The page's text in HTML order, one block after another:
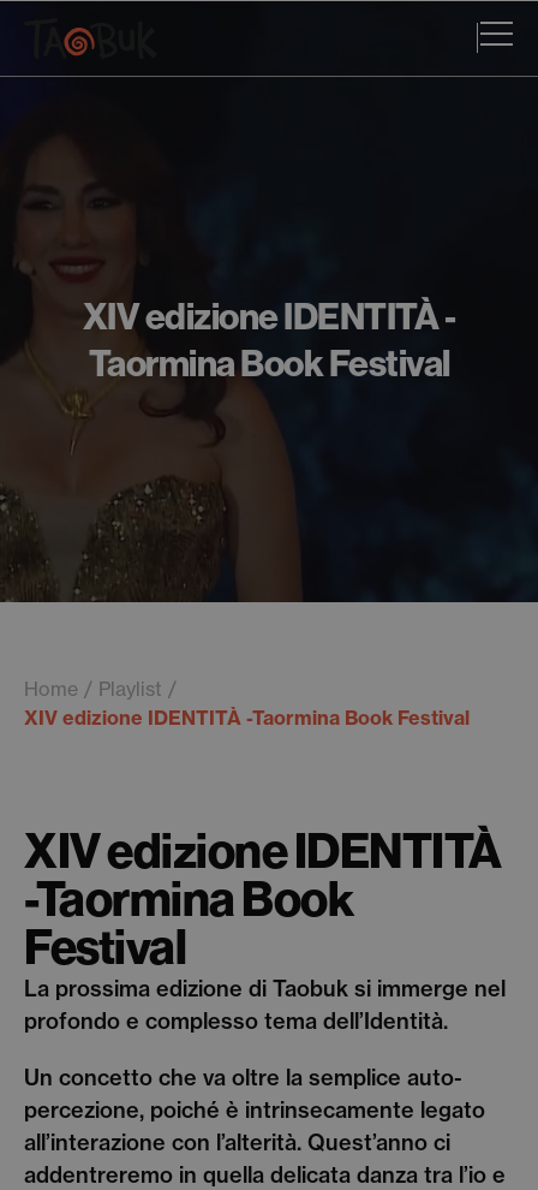
XIV edizione IDENTITÀ -
Taormina Book Festival
Home
Playlist
XIV edizione IDENTITÀ -Taormina Book Festival
XIV edizione IDENTITÀ
-Taormina Book
Festival
La prossima edizione di Taobuk si immerge nel
profondo e complesso tema dell’Identità.
Un concetto che va oltre la semplice auto-
percezione, poiché è intrinsecamente legato
all’interazione con l’alterità. Quest’anno ci
addentreremo in quella delicata danza tra l’io e